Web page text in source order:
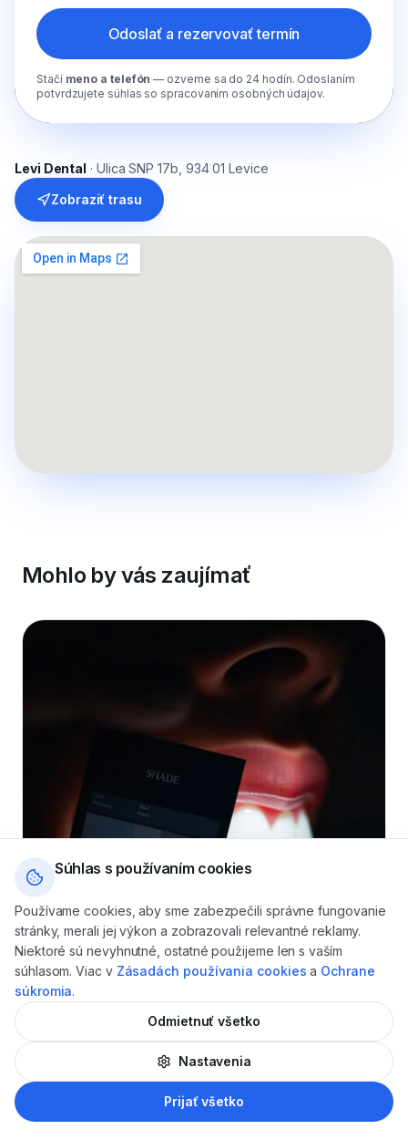
Odoslať a rezervovať termín
Stačí meno a telefón — ozveme sa do 24 hodín. Odoslaním
potvrdzujete súhlas so spracovaním osobných údajov.
Levi Dental · Ulica SNP 17b, 934 01 Levice
Zobraziť trasu
Mohlo by vás zaujímať
Bielenie zubov
Súhlas s používaním cookies
Používame cookies, aby sme zabezpečili správne fungovanie
stránky, merali jej výkon a zobrazovali relevantné reklamy.
Niektoré sú nevyhnutné, ostatné použijeme len s vaším
súhlasom. Viac v Zásadách používania cookies a Ochrane
súkromia.
Odmietnuť všetko
Nastavenia
Prijať všetko